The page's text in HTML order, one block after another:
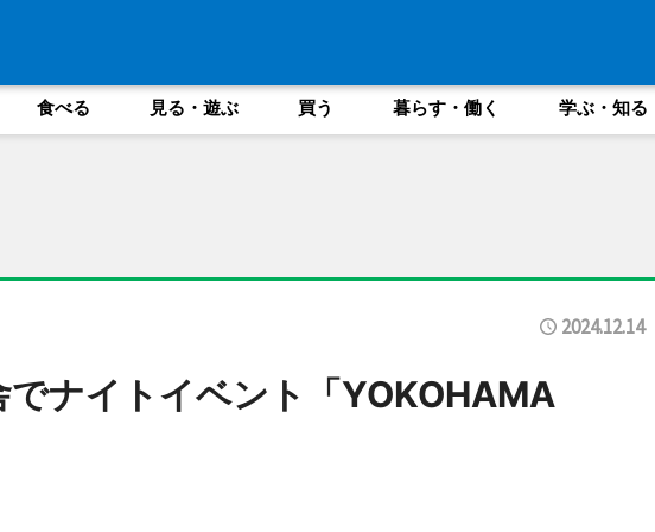
食べる 見る・遊ぶ 買う 暮らす・働く 学ぶ・知る
2024.12.14
でナイトイベント「YOKOHAMA